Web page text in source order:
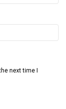
next time I